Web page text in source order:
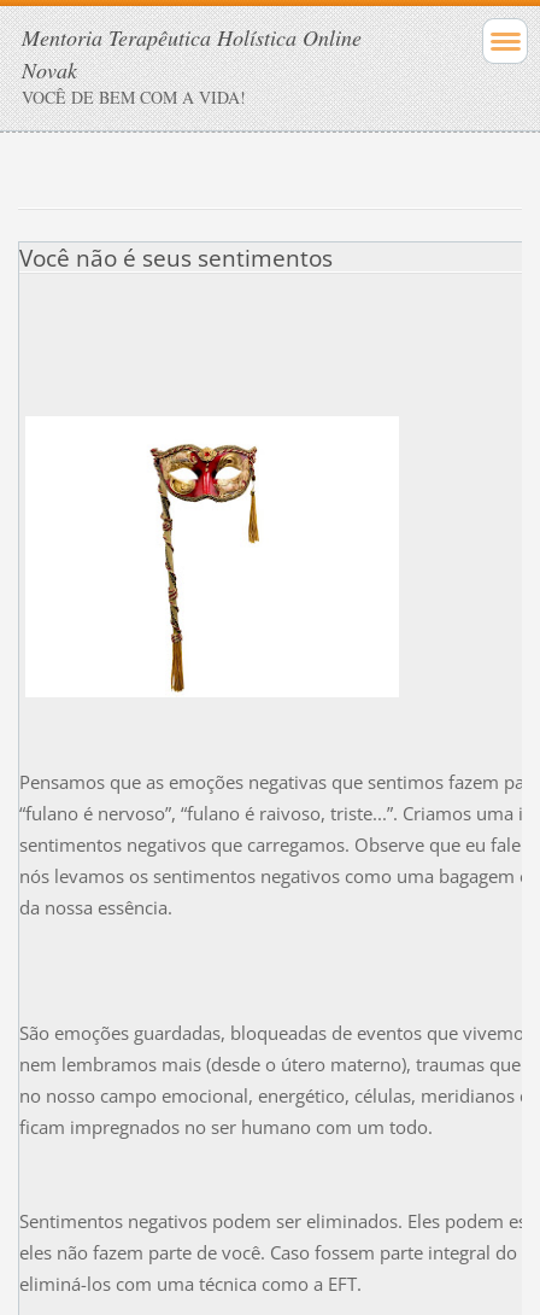
Mentoria Terapêutica Holística Online
Novak
VOCÊ DE BEM COM A VIDA!
Você não é seus sentimentos
Pensamos que as emoções negativas que sentimos fazem
“fulano é nervoso”, “fulano é raivoso, triste...”. Criamos uma
sentimentos negativos que carregamos. Observe que eu falei
nós levamos os sentimentos negativos como uma bagagem
da nossa essência.
São emoções guardadas, bloqueadas de eventos que
nem lembramos mais (desde o útero materno), traumas que
no nosso campo emocional, energético, células, meridianos
ficam impregnados no ser humano com um todo.
Sentimentos negativos podem ser eliminados. Eles podem
eles não fazem parte de você. Caso fossem parte integral do
eliminá-los com uma técnica como a EFT.